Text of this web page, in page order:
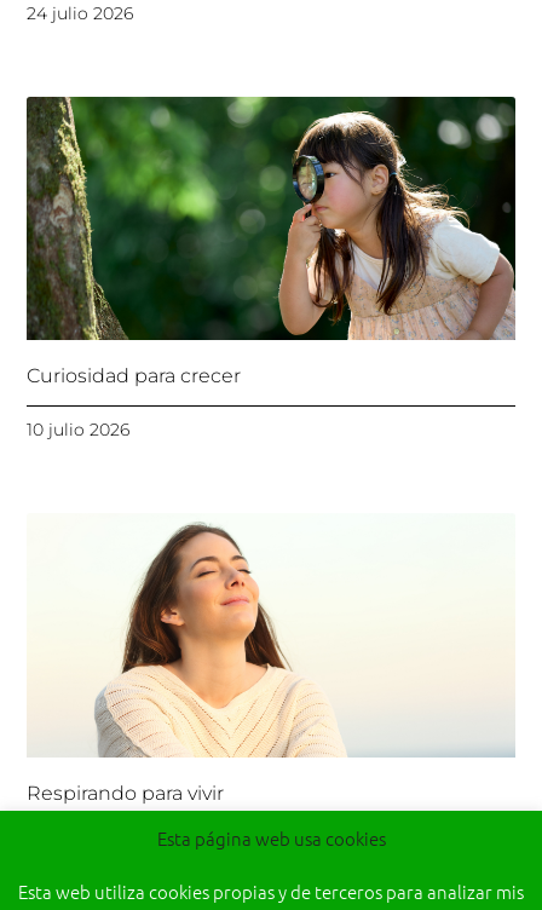
24 julio 2026
Curiosidad para crecer
10 julio 2026
Respirando para vivir
Esta página web usa cookies
Esta web utiliza cookies propias y de terceros para analizar mis